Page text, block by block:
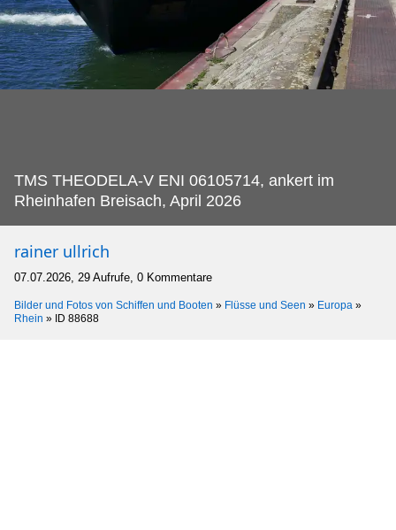
TMS THEODELA-V ENI 06105714, ankert im
Rheinhafen Breisach, April 2026
rainer ullrich
07.07.2026, 29 Aufrufe, 0 Kommentare
Bilder und Fotos von Schiffen und Booten » Flüsse und Seen » Europa »
Rhein » ID 88688